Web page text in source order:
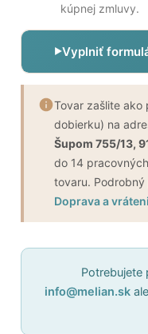
kúpnej zmluvy.
Vyplniť
Tovar zašlite ako
dobierku) na
Šupom 755/13,
do 14
tovaru.
Doprava a
Potrebujete
info@melian.sk